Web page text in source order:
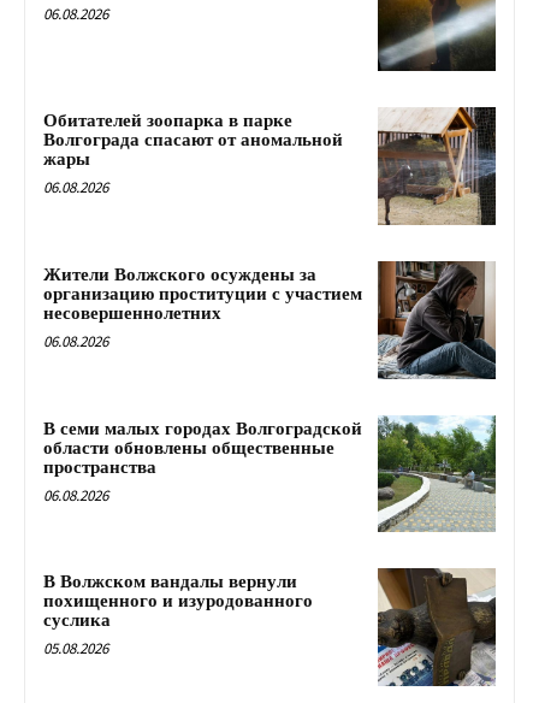
06.08.2026
Обитателей зоопарка в парке
Волгограда спасают от аномальной
жары
06.08.2026
Жители Волжского осуждены за
организацию проституции с участием
несовершеннолетних
06.08.2026
В семи малых городах Волгоградской
области обновлены общественные
пространства
06.08.2026
В Волжском вандалы вернули
похищенного и изуродованного
суслика
05.08.2026